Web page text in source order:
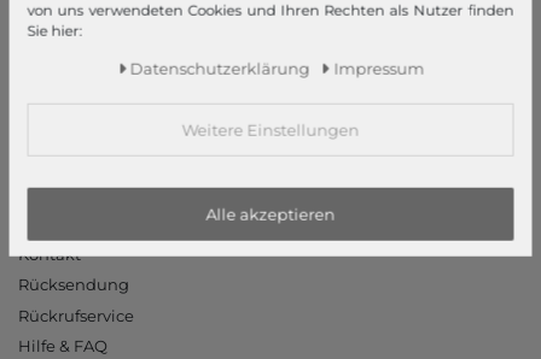
Jobs
Mein Konto
Kontakt
Rücksendung
Rückrufservice
Hilfe & FAQ
von uns verwendeten Cookies und Ihren Rechten als Nutzer finden
Sie hier:
Daten­schutz­erklärung Impressum
Weitere Einstellungen
Alle akzeptieren